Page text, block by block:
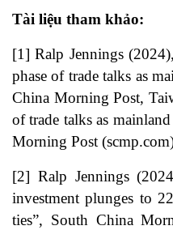
Tài liệu tham khảo:
[1] Ralp Jennings
phase of trade talks as
China Morning Post,
of trade talks as
Morning Post
[2] Ralp Jennings
investment plunges to
ties”, South China